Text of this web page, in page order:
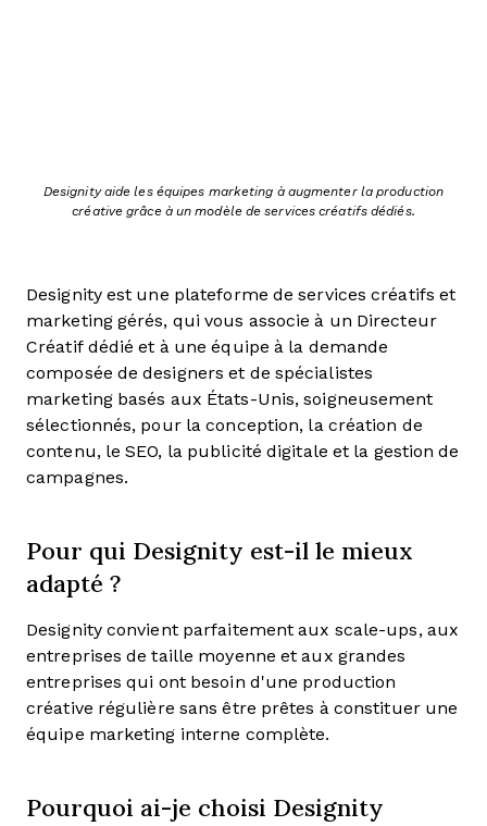
Designity aide les équipes marketing à augmenter la production
créative grâce à un modèle de services créatifs dédiés.
Designity est une plateforme de services créatifs et
marketing gérés, qui vous associe à un Directeur
Créatif dédié et à une équipe à la demande
composée de designers et de spécialistes
marketing basés aux États-Unis, soigneusement
sélectionnés, pour la conception, la création de
contenu, le SEO, la publicité digitale et la gestion de
campagnes.
Pour qui Designity est-il le mieux
adapté ?
Designity convient parfaitement aux scale-ups, aux
entreprises de taille moyenne et aux grandes
entreprises qui ont besoin d'une production
créative régulière sans être prêtes à constituer une
équipe marketing interne complète.
Pourquoi ai-je choisi Designity